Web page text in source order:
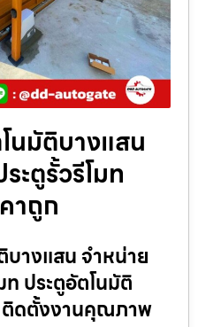
นมัติบางแสน
ะตูรั้วรีโมท
าถูก
างแสน จำหน่าย
ท ประตูอัตโนมัติ
ติดตั้งงานคุณภาพ